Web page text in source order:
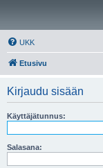
UKK
Etusivu
Kirjaudu sisään
Käyttäjätunnus:
Salasana: